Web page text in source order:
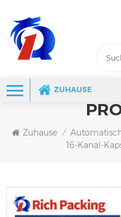
ZUHAUSE
Zuhause /
16-Kanal-